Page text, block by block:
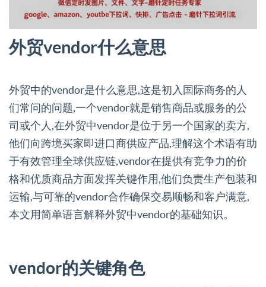
外贸vendor什么意思
外贸中的vendor是什么意思,这是初入国际商务的人
们常问的问题,一个vendor就是销售商品或服务的公
司或个人,在外贸中vendor是位于另一个国家的卖方,
他们向跨境买家即进口商供应产品,理解这个术语有助
于有效管理全球供应链,vendor在提供有竞争力的价
格和优质商品方面发挥关键作用,他们负责生产包装和
运输,与可靠的vendor合作确保交易顺畅和客户满意,
本文用简单语言解释外贸中vendor的基础知识。
vendor的关键角色